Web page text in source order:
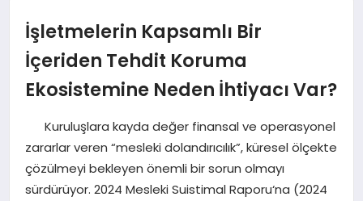
SAĞLIK
TEKNOLOJI
SPOR
YAŞAM
İşletmelerin Kapsamlı Bir
İçeriden Tehdit Koruma
Ekosistemine Neden İhtiyacı Var?
Kuruluşlara kayda değer finansal ve operasyonel
zararlar veren “mesleki dolandırıcılık”, küresel ölçekte
çözülmeyi bekleyen önemli bir sorun olmayı
sürdürüyor. 2024 Mesleki Suistimal Raporu‘na (2024